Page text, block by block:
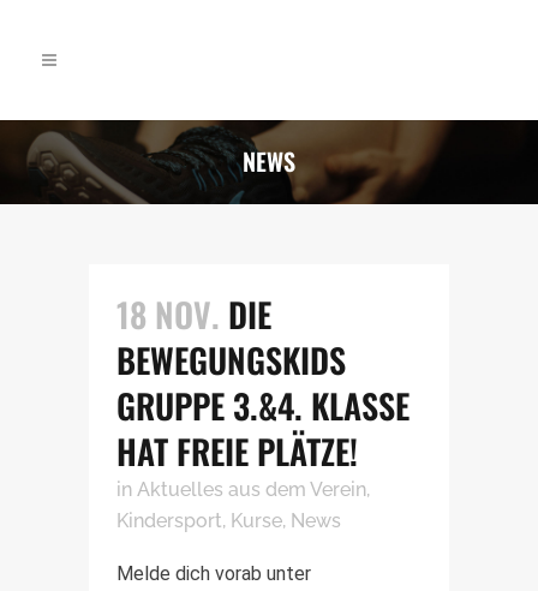
NEWS
18 NOV. DIE
BEWEGUNGSKIDS
GRUPPE 3.&4. KLASSE
HAT FREIE PLÄTZE!
in Aktuelles aus dem Verein,
Kindersport, Kurse, News
Melde dich vorab unter